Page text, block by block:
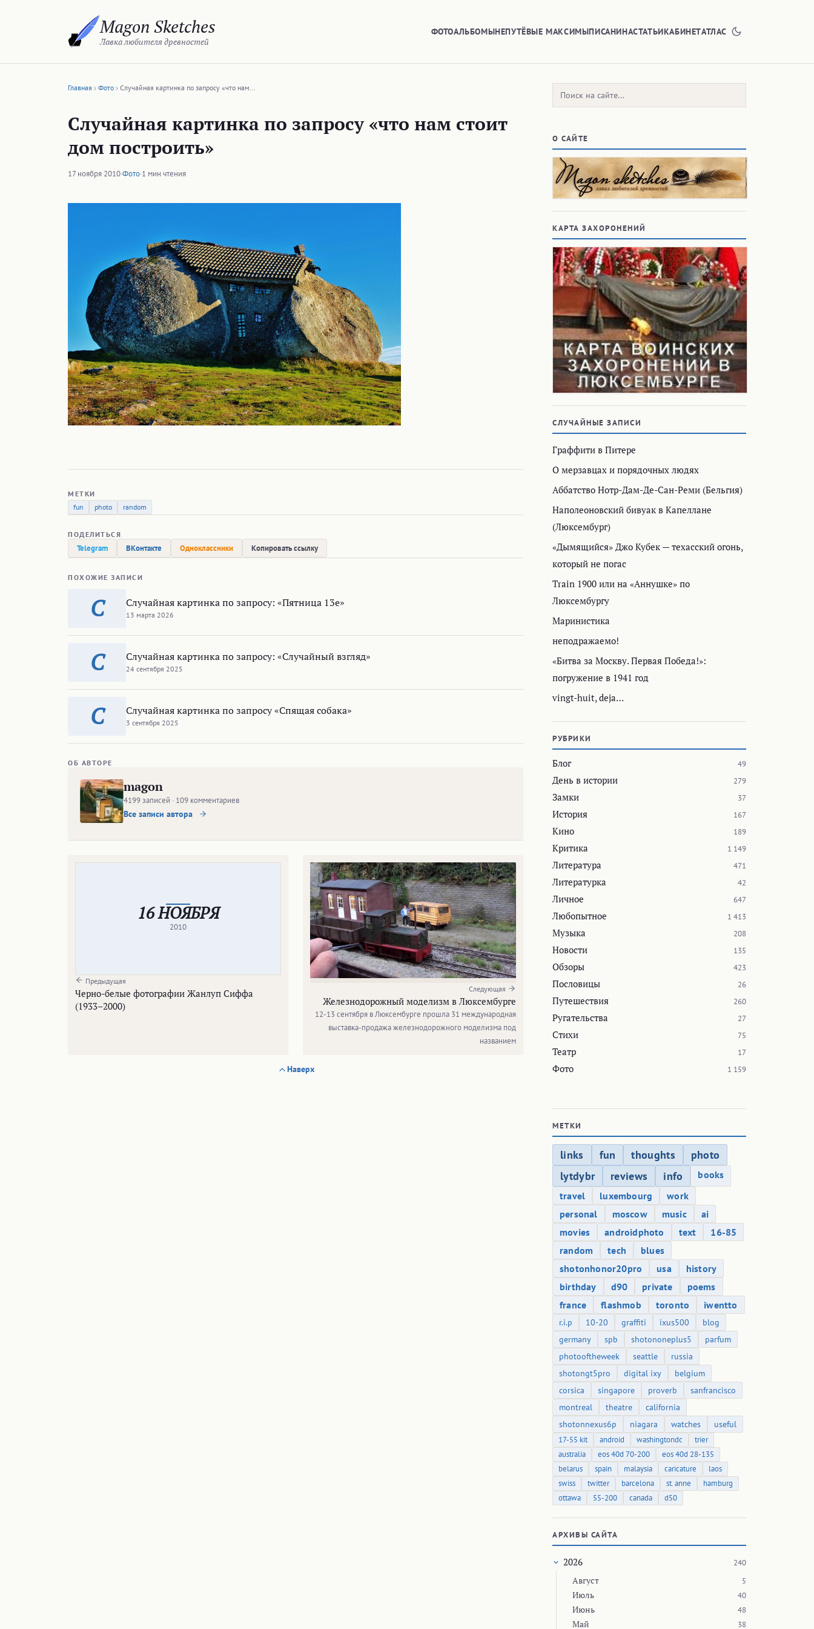
Magon Sketches
Лавка любителя древностей
ФОТОАЛЬБОМЫНЕПУТЁВЫЕ МАКСИМЫПИСАНИНАСТАТЬИКАБИНЕТАТЛАС
Главная Фото Случайная картинка по запросу «что нам…
Случайная картинка по запросу «что нам стоит
дом построить»
17 ноября 2010·Фото·1 мин чтения
МЕТКИ
fun
photo random
ПОДЕЛИТЬСЯ
Telegram ВКонтакте Одноклассники Копировать ссылку
ПОХОЖИЕ ЗАПИСИ
С Случайная картинка по запросу: «Пятница 13е»
13 марта 2026
С Случайная картинка по запросу: «Случайный взгляд»
24 сентября 2025
С Случайная картинка по запросу «Спящая собака»
3 сентября 2025
ОБ АВТОРЕ
magon
4199 записей · 109 комментариев
Все записи автора
16 НОЯБРЯ
2010
Предыдущая
Черно-белые фотографии Жанлуп Сиффа
(1933–2000)
Следующая
Железнодорожный моделизм в Люксембурге
12-13 сентября в Люксембурге прошла 31 международная
выставка-продажа железнодорожного моделизма под
названием
Наверх
Поиск:
О САЙТЕ
КАРТА ЗАХОРОНЕНИЙ
СЛУЧАЙНЫЕ ЗАПИСИ
Граффити в Питере
О мерзавцах и порядочных людях
Аббатство Нотр-Дам-Де-Сан-Реми (Бельгия)
Наполеоновский бивуак в Капеллане
(Люксембург)
«Дымящийся» Джо Кубек — техасский огонь,
который не погас
Train 1900 или на «Аннушке» по
Люксембургу
Маринистика
неподражаемо!
«Битва за Москву. Первая Победа!»:
погружение в 1941 год
vingt-huit, deja…
РУБРИКИ
Блог 49
День в истории 279
Замки 37
История 167
Кино 189
Критика 1 149
Литература 471
Литературка 42
Личное 647
Любопытное 1 413
Музыка 208
Новости 135
Обзоры 423
Пословицы 26
Путешествия 260
Ругательства 27
Стихи 75
Театр 17
Фото 1 159
МЕТКИ
links fun thoughts
photo
lytdybr
reviews info
books
travel
luxembourg
work
personal
moscow music
ai
movies
androidphoto text
16-85
random
tech
blues
shotonhonor20pro
usa
history
birthday
d90 private
poems
france
flashmob toronto iwentto
r.i.p 10-20 graffiti ixus500
blog
germany
spb shotononeplus5
parfum
photooftheweek
seattle
russia
shotongt5pro
digital ixy
belgium
corsica
singapore proverb
sanfrancisco
montreal
theatre
california
shotonnexus6p
niagara watches useful
17-55 kit android washingtondc
trier
australia
eos 40d 70-200
eos 40d 28-135
belarus
spain malaysia caricature
laos
swiss
twitter barcelona st. anne
hamburg
ottawa
55-200 canada d50
АРХИВЫ САЙТА
2026 240
Август 5
Июль 40
Июнь 48
Май 38